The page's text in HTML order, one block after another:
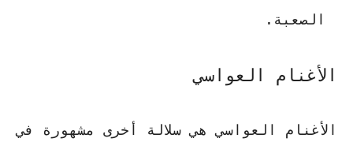
الصعبة.
الأغنام العواسي
الأغنام العواسي هي سلالة أخرى مشهورة في